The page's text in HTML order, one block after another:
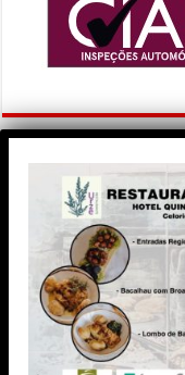
PUBLICIDADE